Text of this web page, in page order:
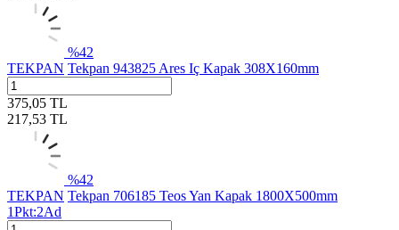
%42
TEKPAN Tekpan 943825 Ares Iç Kapak 308X160mm
375,05 TL
217,53 TL
%42
TEKPAN Tekpan 706185 Teos Yan Kapak 1800X500mm
1Pkt:2Ad